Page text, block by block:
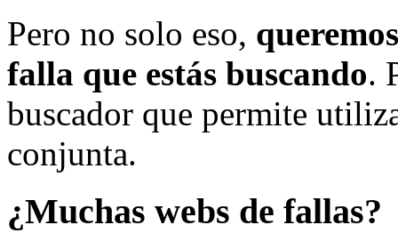
Pero no solo eso,
falla que estás buscando.
buscador que permite
conjunta.
¿Muchas webs de fallas?